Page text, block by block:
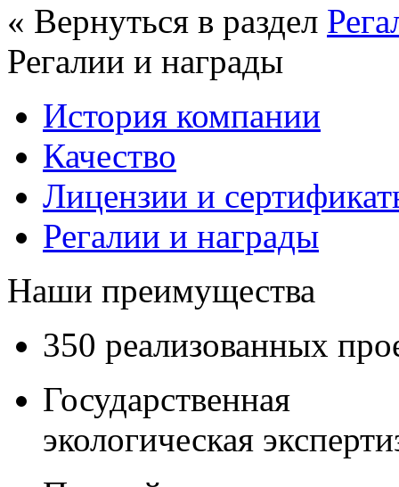
« Вернуться в раздел
Регалии и награды
История компании
Качество
Лицензии и
Регалии и награды
Наши преимущества
350 реализованных
Государственная
экологическая